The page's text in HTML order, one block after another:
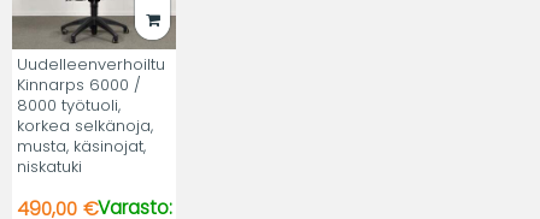
Uudelleenverhoiltu
Kinnarps 6000 /
8000 työtuoli,
korkea selkänoja,
musta, käsinojat,
niskatuki
490,00 €Varasto: